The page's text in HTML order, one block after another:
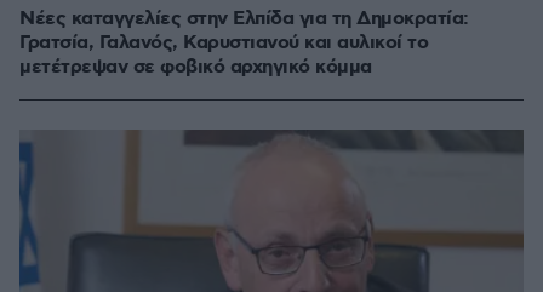
Νέες καταγγελίες στην Ελπίδα για τη Δημοκρατία:
Γρατσία, Γαλανός, Καρυστιανού και αυλικοί το
μετέτρεψαν σε φοβικό αρχηγικό κόμμα